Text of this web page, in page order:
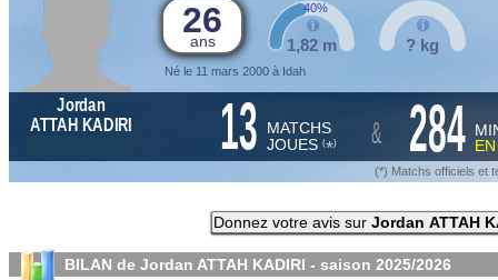
26
ans
Né le 11 mars 2000 à Idah
1,82 m
40%
? kg
Jordan
ATTAH KADIRI
13 MATCHS
JOUES (*) & 284
(*) Matchs officiels et
Donnez votre avis sur Jordan ATTAH
BILAN de Jordan ATTAH KADIRI - saison 2025/2026